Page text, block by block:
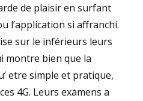
de plaisir en surfant
l’application si affranchi.
sur le inférieurs leurs
montre bien que la
etre simple et pratique,
4G. Leurs examens a